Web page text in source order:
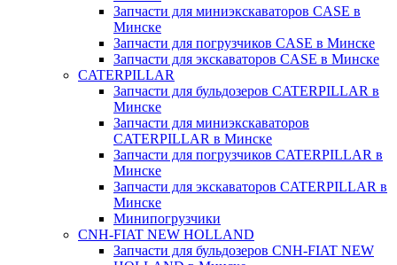
Запчасти для миниэкскаваторов CASE в
Минске
Запчасти для погрузчиков CASE в Минске
Запчасти для экскаваторов CASE в Минске
CATERPILLAR
Запчасти для бульдозеров CATERPILLAR в
Минске
Запчасти для миниэкскаваторов
CATERPILLAR в Минске
Запчасти для погрузчиков CATERPILLAR в
Минске
Запчасти для экскаваторов CATERPILLAR в
Минскe
Минипогрузчики
CNH-FIAT NEW HOLLAND
Запчасти для бульдозеров CNH-FIAT NEW